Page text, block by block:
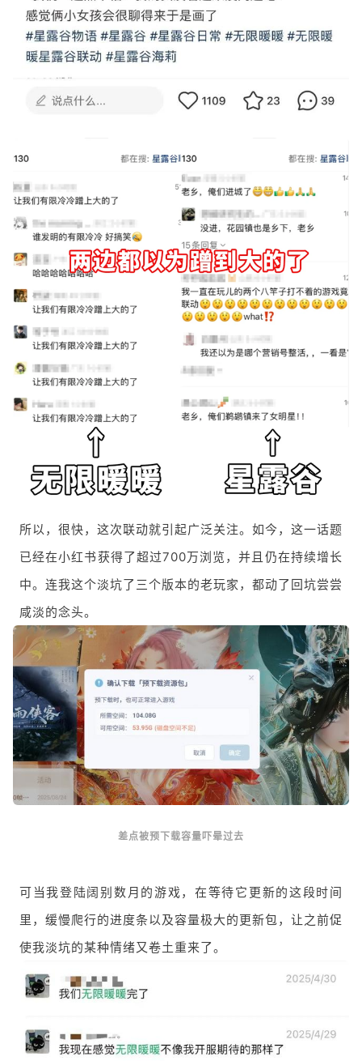
所以，很快，这次联动就引起广泛关注。如今，这一话题
已经在小红书获得了超过700万浏览，并且仍在持续增长
中。连我这个淡坑了三个版本的老玩家，都动了回坑尝尝
咸淡的念头。
差点被预下载容量吓晕过去
可当我登陆阔别数月的游戏，在等待它更新的这段时间
里，缓慢爬行的进度条以及容量极大的更新包，让之前促
使我淡坑的某种情绪又卷土重来了。